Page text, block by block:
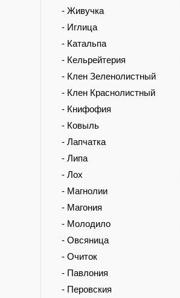
- Живучка
- Иглица
- Катальпа
- Кельрейтерия
- Клен Зеленолистный
- Клен Краснолистный
- Книфофия
- Ковыль
- Лапчатка
- Липа
- Лох
- Магнолии
- Магония
- Молодило
- Овсяница
- Очиток
- Павлония
- Перовския